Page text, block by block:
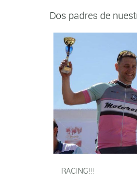
Dos padres de
RACING!!!